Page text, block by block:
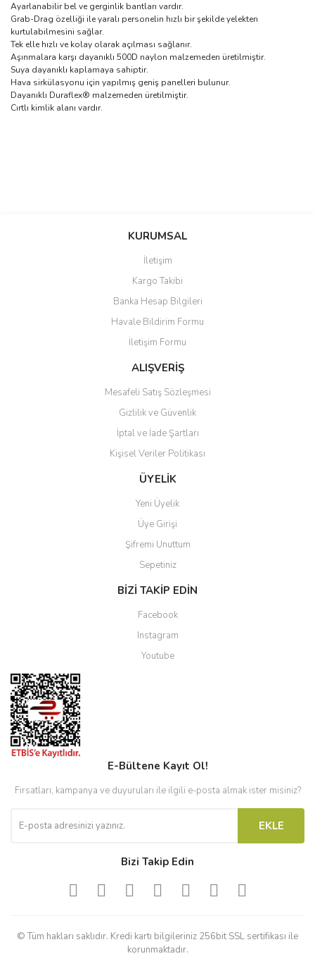
Ayarlanabilir bel ve gerginlik bantları vardır.
Grab-Drag özelliği ile yaralı personelin hızlı bir şekilde yelekten
kurtulabilmesini sağlar.
Tek elle hızlı ve kolay olarak açılması sağlanır.
Aşınmalara karşı dayanıklı 500D naylon malzemeden üretilmiştir.
Suya dayanıklı kaplamaya sahiptir.
Hava sirkülasyonu için yapılmış geniş panelleri bulunur.
Dayanıklı Duraflex® malzemeden üretilmiştir.
Cırtlı kimlik alanı vardır.
Bu ürüne ilk yorumu siz yapın!
Ürün resmi kalitesiz, bozuk veya görüntülenemiyor.
Ürün açıklamasında eksik bilgiler bulunuyor.
Ürün bilgilerinde hatalar bulunuyor.
Ürün fiyatı diğer sitelerden daha pahalı.
Bu ürüne benzer farklı alternatifler olmalı.
Gönder
KURUMSAL
İletişim
Kargo Takibi
Banka Hesap Bilgileri
Havale Bildirim Formu
İletişim Formu
ALIŞVERİŞ
Mesafeli Satış Sözleşmesi
Gizlilik ve Güvenlik
İptal ve İade Şartları
Kişisel Veriler Politikası
ÜYELİK
Yeni Üyelik
Üye Girişi
Şifremi Unuttum
Sepetiniz
BİZİ TAKİP EDİN
Facebook
Instagram
Youtube
E-Bültene Kayıt Ol!
Fırsatları, kampanya ve duyuruları ile ilgili e-posta almak ister misiniz?
EKLE
Bizi Takip Edin
© Tüm hakları saklıdır. Kredi kartı bilgileriniz 256bit SSL sertifikası ile
korunmaktadır.